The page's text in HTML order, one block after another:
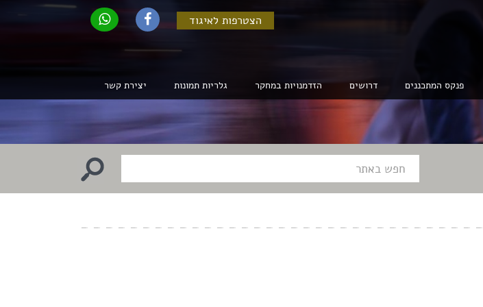
הצטרפות לאיגוד
פנקס המתכננים דרושים הזדמנויות במחקר גלריות תמונות יצירת קשר